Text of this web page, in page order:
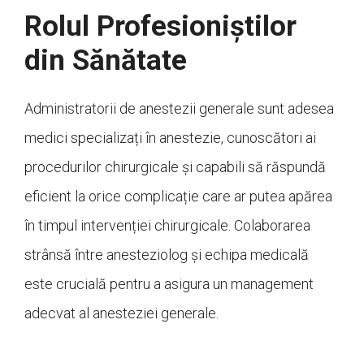
Rolul Profesioniștilor
din Sănătate
Administratorii de anestezii generale sunt adesea
medici specializați în anestezie, cunoscători ai
procedurilor chirurgicale și capabili să răspundă
eficient la orice complicație care ar putea apărea
în timpul intervenției chirurgicale. Colaborarea
strânsă între anesteziolog și echipa medicală
este crucială pentru a asigura un management
adecvat al anesteziei generale.